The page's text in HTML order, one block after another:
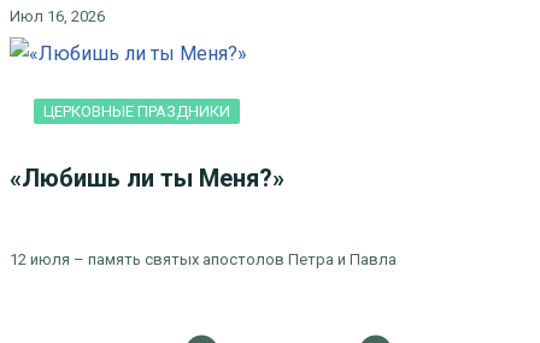
Июл 16, 2026
ЦЕРКОВНЫЕ ПРАЗДНИКИ
«Любишь ли ты Меня?»
12 июля – память святых апостолов Петра и Павла